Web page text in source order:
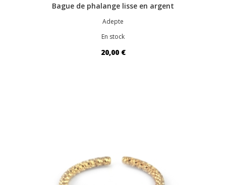
Bague de phalange lisse en argent
Adepte
En stock
20,00 €